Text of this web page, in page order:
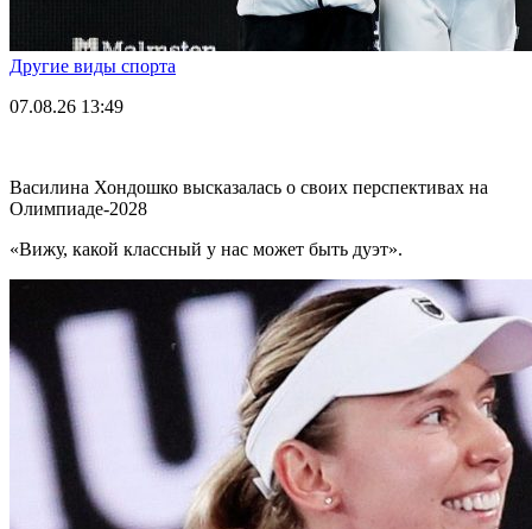
Другие виды спорта
07.08.26 13:49
Василина Хондошко высказалась о своих перспективах на
Олимпиаде-2028
«Вижу, какой классный у нас может быть дуэт».